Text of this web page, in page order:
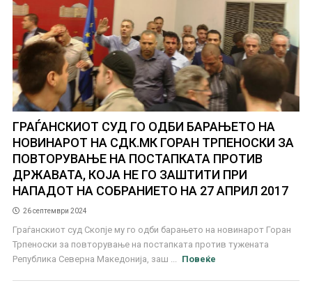
ГРАЃАНСКИОТ СУД ГО ОДБИ БАРАЊЕТО НА
НОВИНАРОТ НА СДК.МК ГОРАН ТРПЕНОСКИ ЗА
ПОВТОРУВАЊЕ НА ПОСТАПКАТА ПРОТИВ
ДРЖАВАТА, КОЈА НЕ ГО ЗАШТИТИ ПРИ
НАПАДОТ НА СОБРАНИЕТО НА 27 АПРИЛ 2017
26 септември 2024
Граѓанскиот суд Скопје му го одби барањето на новинарот Горан
Трпеноски за повторување на постапката против тужената
Република Северна Македонија, заш ...
Повеќе